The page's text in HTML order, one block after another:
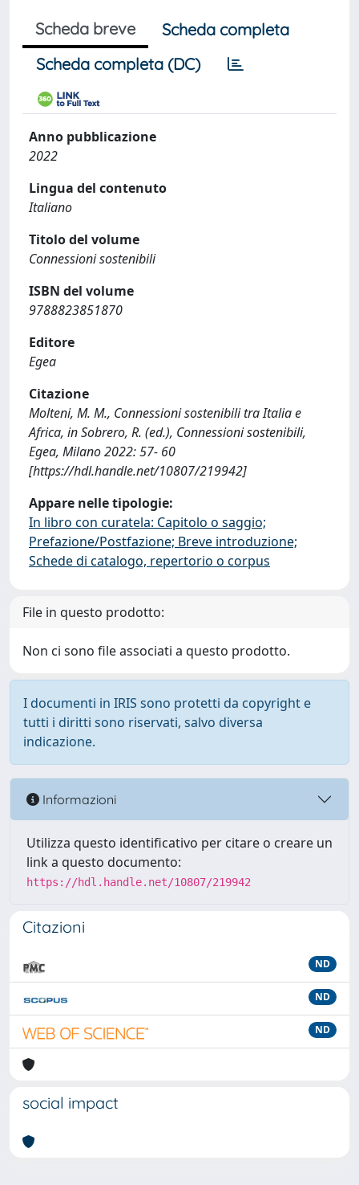
Scheda breve
Scheda completa
Scheda completa (DC)
Anno pubblicazione
2022
Lingua del contenuto
Italiano
Titolo del volume
Connessioni sostenibili
ISBN del volume
9788823851870
Editore
Egea
Citazione
Molteni, M. M., Connessioni sostenibili tra Italia e
Africa, in Sobrero, R. (ed.), Connessioni sostenibili,
Egea, Milano 2022: 57- 60
[https://hdl.handle.net/10807/219942]
Appare nelle tipologie:
In libro con curatela: Capitolo o saggio;
Prefazione/Postfazione; Breve introduzione;
Schede di catalogo, repertorio o corpus
File in questo prodotto:
Non ci sono file associati a questo prodotto.
I documenti in IRIS sono protetti da copyright e
tutti i diritti sono riservati, salvo diversa
indicazione.
Informazioni
Utilizza questo identificativo per citare o creare un
link a questo documento:
https://hdl.handle.net/10807/219942
Citazioni
ND
ND
ND
social impact